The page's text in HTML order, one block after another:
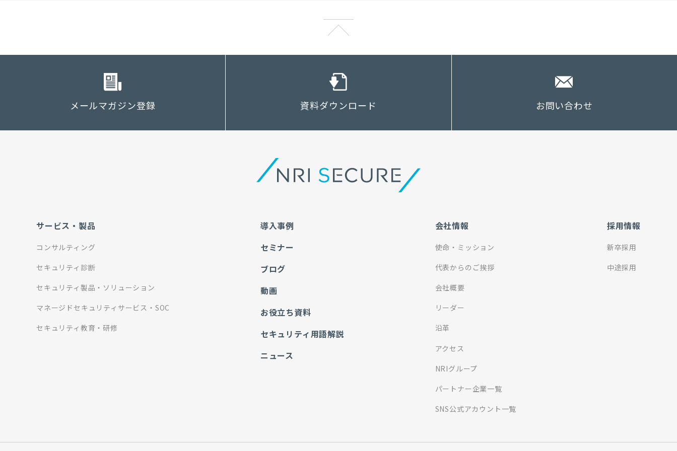
メールマガジン登録 資料ダウンロード お問い合わせ
サービス・製品
コンサルティング
セキュリティ診断
セキュリティ製品・ソリューション
マネージドセキュリティサービス・SOC
セキュリティ教育・研修
導入事例
セミナー
ブログ
動画
お役立ち資料
セキュリティ用語解説
ニュース
会社情報
使命・ミッション
代表からのご挨拶
会社概要
リーダー
沿革
アクセス
NRIグループ
パートナー企業一覧
SNS公式アカウント一覧
採用情報
新卒採用
中途採用